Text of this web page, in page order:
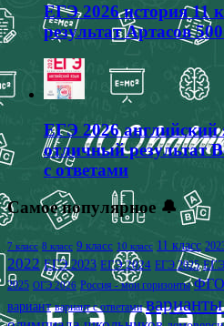
ЕГЭ 2026 история 11
результат Артасов
ЕГЭ 2026 английский
отличный результат
с ответами
Самое популярное 🔔
7 класс 8 класс 9 класс 10 класс 11 класс
2022 ЕГЭ 2023 ЕГЭ 2024 ЕГЭ 2025
2025 ОГЭ 2026 Россия - мои горизонты
вариант вариант с ответами